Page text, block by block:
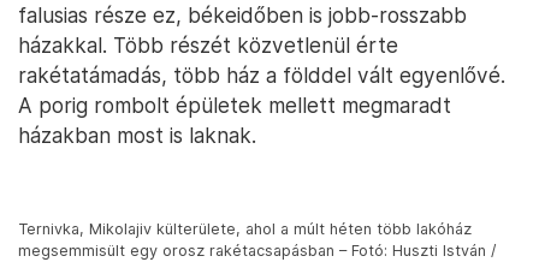
falusias része ez, békeidőben is jobb-rosszabb
házakkal. Több részét közvetlenül érte
rakétatámadás, több ház a földdel vált egyenlővé.
A porig rombolt épületek mellett megmaradt
házakban most is laknak.
Ternivka, Mikolajiv külterülete, ahol a múlt héten több lakóház
megsemmisült egy orosz rakétacsapásban – Fotó: Huszti István /